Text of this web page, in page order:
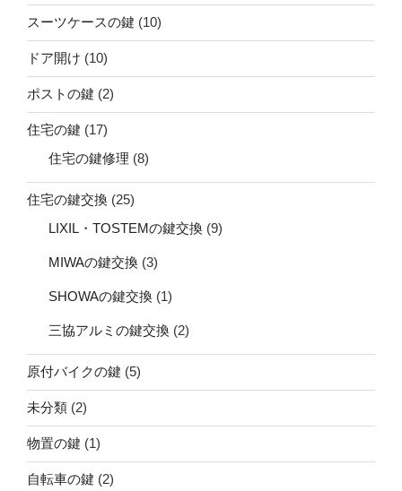
スーツケースの鍵 (10)
ドア開け (10)
ポストの鍵 (2)
住宅の鍵 (17)
住宅の鍵修理 (8)
住宅の鍵交換 (25)
LIXIL・TOSTEMの鍵交換 (9)
MIWAの鍵交換 (3)
SHOWAの鍵交換 (1)
三協アルミの鍵交換 (2)
原付バイクの鍵 (5)
未分類 (2)
物置の鍵 (1)
自転車の鍵 (2)